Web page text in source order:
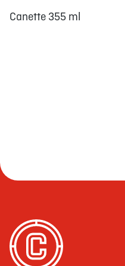
Canette 355 ml